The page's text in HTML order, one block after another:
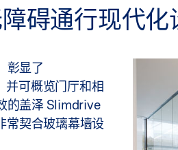
碍通行现代化
彰显了
并可概览门厅和相
的盖泽 Slimdrive
常契合玻璃幕墙设